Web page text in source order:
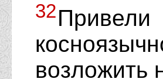
32
возложить